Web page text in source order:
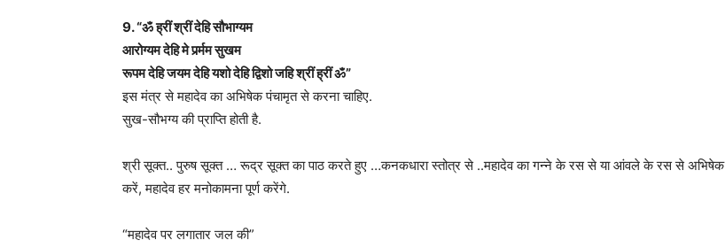
9. “ॐ ह्रीं श्रीं देहि सौभाग्यम
आरोग्यम देहि मे पर्र्मम सुखम
रूपम देहि जयम देहि यशो देहि द्विशो जहि श्रीं ह्रीं ॐ”
इस मंत्र से महादेव का अभिषेक पंचामृत से करना चाहिए.
सुख-सौभग्य की प्राप्ति होती है.
श्री सूक्त.. पुरुष सूक्त … रूद्र सूक्त का पाठ करते हुए …कनकधारा स्तोत्र से ..महादेव का गन्ने के रस से या आंवले के रस से अभिषेक
करें, महादेव हर मनोकामना पूर्ण करेंगे.
“महादेव पर लगातार जल की”